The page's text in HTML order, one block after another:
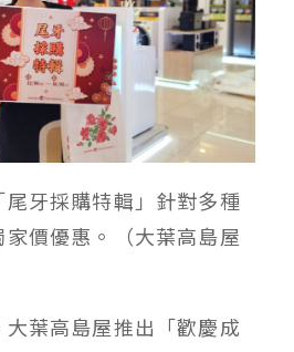
牙採購特輯」針對多種
價優惠。（大葉高島屋
葉高島屋推出「歡慶成